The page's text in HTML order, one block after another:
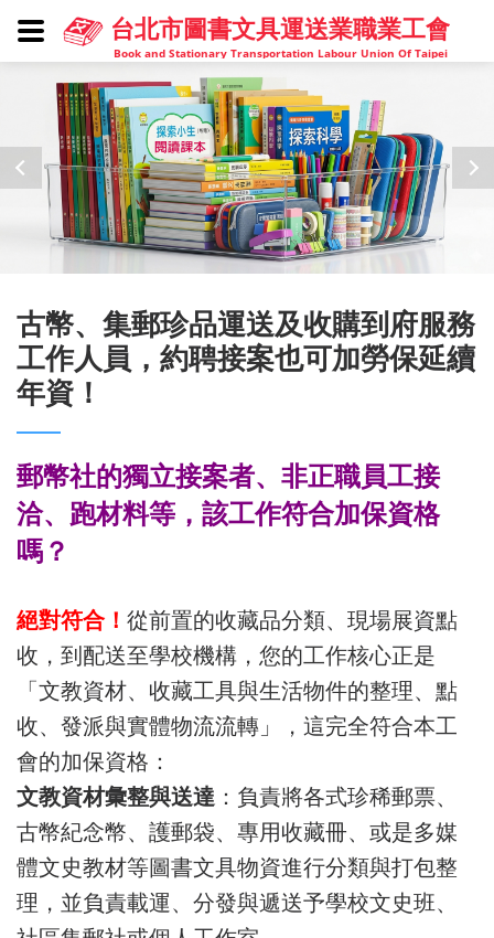
台北市圖書文具運送業職業工會
Book and Stationary Transportation Labour Union Of Taipei
古幣、集郵珍品運送及收購到府服務
工作人員，約聘接案也可加勞保延續
年資！
郵幣社的獨立接案者、非正職員工接
洽、跑材料等，該工作符合加保資格
嗎？
絕對符合！ 從前置的收藏品分類、現場展資點
收，到配送至學校機構，您的工作核心正是
「文教資材、收藏工具與生活物件的整理、點
收、發派與實體物流流轉」，這完全符合本工
會的加保資格：
文教資材彙整與送達 ：負責將各式珍稀郵票、
古幣紀念幣、護郵袋、專用收藏冊、或是多媒
體文史教材等圖書文具物資進行分類與打包整
理，並負責載運、分發與遞送予學校文史班、